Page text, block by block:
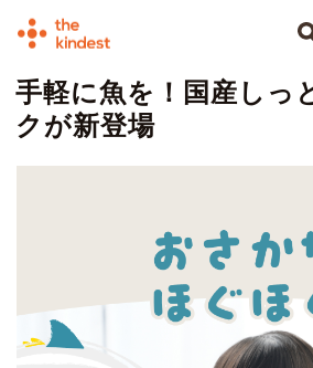
手軽に魚を！国産しっ
クが新登場